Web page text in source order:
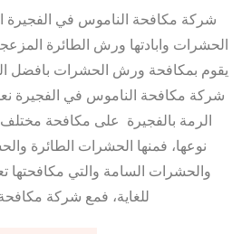
شركة مكافحة الناموس في
الحشرات وابادتها ورش الطائرة
يقوم بمكافحة ورش الحشرات بافضل
شركة مكافحة الناموس في الفجيرة
الرمة بالفجيرة على مكافحة
نوعها، فمنها الحشرات الطائرة
والحشرات السامة والتي مكافحتها
للغاية، فمع شركة